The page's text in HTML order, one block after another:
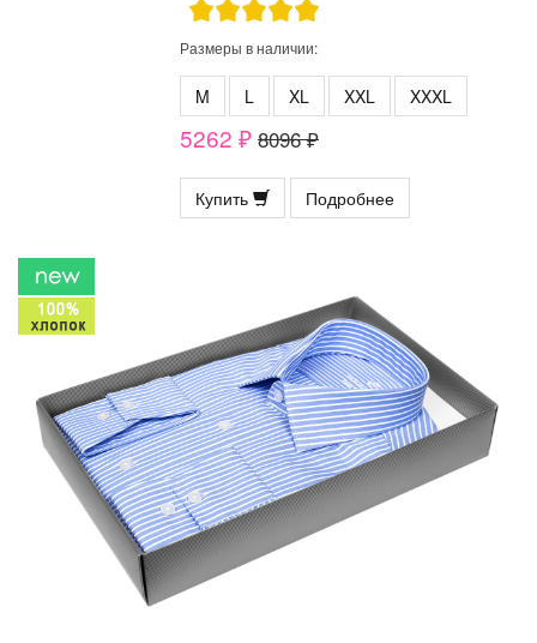
Размеры в наличии:
M L XL XXL XXXL
5262 ₽ 8096 ₽
Купить Подробнее